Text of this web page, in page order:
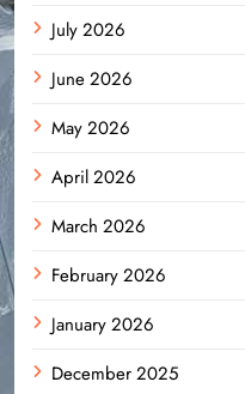
July 2026
June 2026
May 2026
April 2026
March 2026
February 2026
January 2026
December 2025